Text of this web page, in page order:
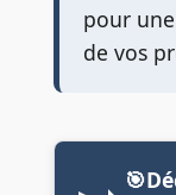
pour
de vos